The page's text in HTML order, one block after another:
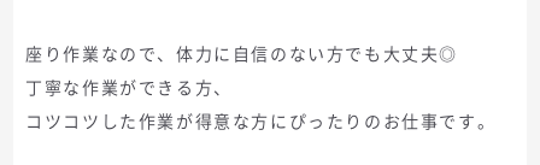
座り作業なので、体力に自信のない方でも大丈夫◎
丁寧な作業ができる方、
コツコツした作業が得意な方にぴったりのお仕事です。